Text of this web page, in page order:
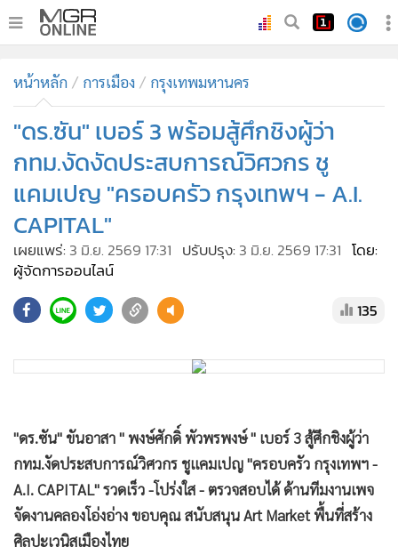
ทันเหตุการณ์
• ภาคใต้
• บันเทิง
• ผู้จัดการรายวัน
• คอลัมนิสต์
• CbizReview
• ผู้จัดกวน
Green Innovation & SD
Management & HR
• MGR Live
• Infographic
• การเมือง
หน้าหลัก การเมือง กรุงเทพมหานคร
"ดร.ซัน" เบอร์ 3 พร้อมสู้ศึกชิงผู้ว่า
กทม.งัดงัดประสบการณ์วิศวกร ชู
แคมเปญ "ครอบครัว กรุงเทพฯ - A.I.
CAPITAL"
เผยแพร่: 3 มิ.ย. 2569 17:31 ปรับปรุง: 3 มิ.ย. 2569 17:31 โดย:
ผู้จัดการออนไลน์
135
A.I. CAPITAL" รวดเร็ว -โปร่งใส - ตรวจสอบได้ ด้านทีมงานเพจ
จัดงานคลองโอ่งอ่าง ขอบคุณ สนับสนุน Art Market พื้นที่สร้าง
ศิลปะเวนิสเมืองไทย
เมื่อวันที่ 3 มิถุนายน 2569 ดร.พงษ์ศักดิ์ พัวพรพงษ์ หรือ